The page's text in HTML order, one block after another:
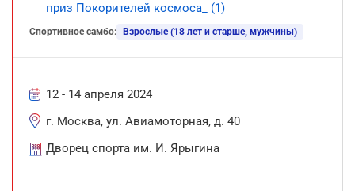
приз Покорителей космоса_ (1)
Спортивное самбо: Взрослые (18 лет и старше, мужчины)
12 - 14 апреля 2024
г. Москва, ул. Авиамоторная, д. 40
Дворец спорта им. И. Ярыгина